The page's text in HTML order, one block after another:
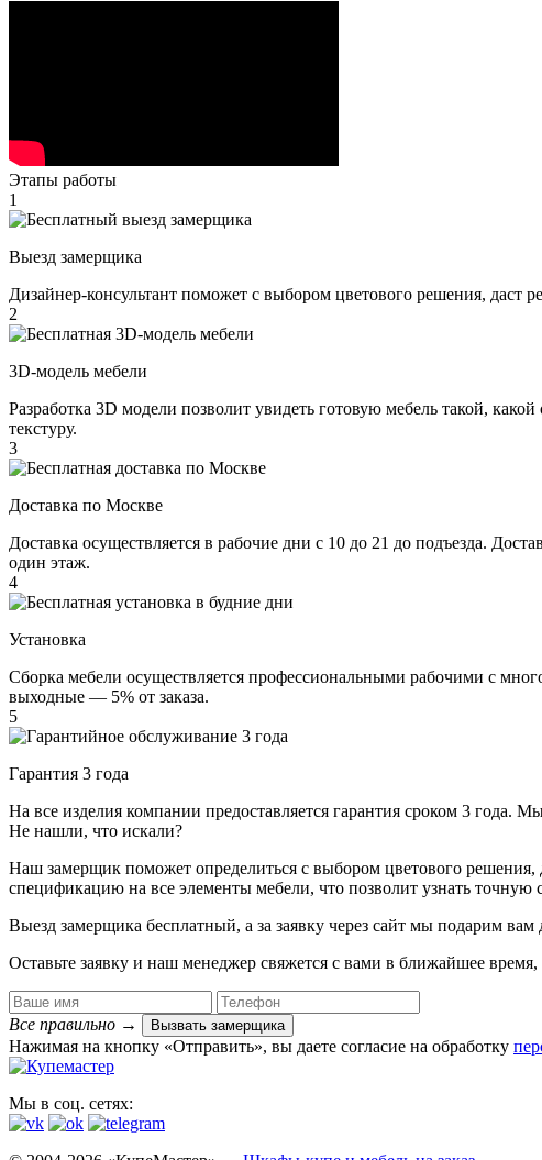
Этапы работы
1
Выезд замерщика
Дизайнер-консультант поможет с выбором цветового решения,
2
3D-модель мебели
Разработка 3D модели позволит увидеть готовую мебель такой,
текстуру.
3
Доставка по Москве
Доставка осуществляется в рабочие дни с 10 до 21 до подъезда.
один этаж.
4
Установка
Сборка мебели осуществляется профессиональными рабочими с
выходные — 5% от заказа.
5
Гарантия 3 года
На все изделия компании предоставляется гарантия сроком 3
Не нашли, что искали?
Наш замерщик поможет определиться с выбором цветового решения,
спецификацию на все элементы мебели, что позволит узнать точную
Выезд замерщика бесплатный, а за заявку через сайт мы подарим
Оставьте заявку и наш менеджер свяжется с вами в ближайшее
Все правильно → Вызвать замерщика
Нажимая на кнопку «Отправить», вы даете согласие на обработку
Мы в соц. сетях: